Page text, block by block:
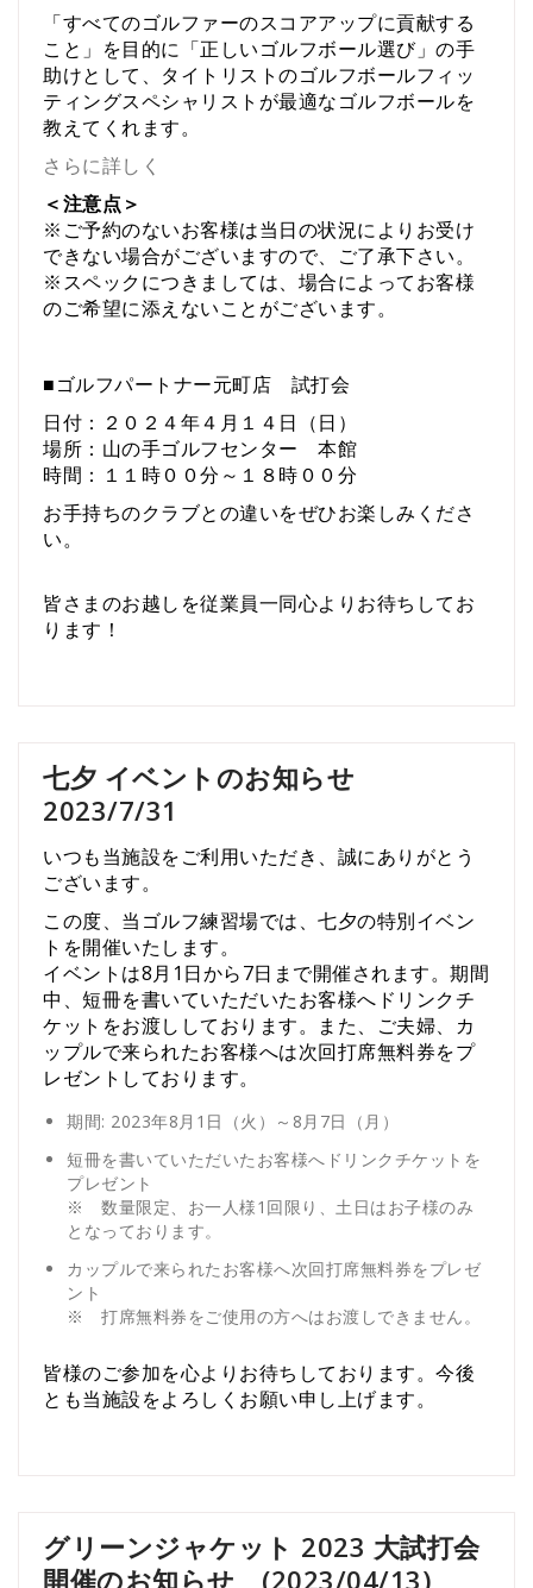
「すべてのゴルファーのスコアアップに貢献する
こと」を目的に「正しいゴルフボール選び」の手
助けとして、タイトリストのゴルフボールフィッ
ティングスペシャリストが最適なゴルフボールを
教えてくれます。
さらに詳しく
＜注意点＞
※ご予約のないお客様は当日の状況によりお受け
できない場合がございますので、ご了承下さい。
※スペックにつきましては、場合によってお客様
のご希望に添えないことがございます。
■ゴルフパートナー元町店 試打会
日付：２０２４年４月１４日（日）
場所：山の手ゴルフセンター 本館
時間：１１時００分～１８時００分
お手持ちのクラブとの違いをぜひお楽しみくださ
い。
皆さまのお越しを従業員一同心よりお待ちしてお
ります！
七夕 イベントのお知らせ
2023/7/31
いつも当施設をご利用いただき、誠にありがとう
ございます。
この度、当ゴルフ練習場では、七夕の特別イベン
トを開催いたします。
イベントは8月1日から7日まで開催されます。期間
中、短冊を書いていただいたお客様へドリンクチ
ケットをお渡ししております。また、ご夫婦、カ
ップルで来られたお客様へは次回打席無料券をプ
レゼントしております。
期間: 2023年8月1日（火）～8月7日（月）
短冊を書いていただいたお客様へドリンクチケットを
プレゼント
※ 数量限定、お一人様1回限り、土日はお子様のみ
となっております。
カップルで来られたお客様へ次回打席無料券をプレゼ
ント
※ 打席無料券をご使用の方へはお渡しできません。
皆様のご参加を心よりお待ちしております。今後
とも当施設をよろしくお願い申し上げます。
グリーンジャケット 2023 大試打会
開催のお知らせ (2023/04/13)